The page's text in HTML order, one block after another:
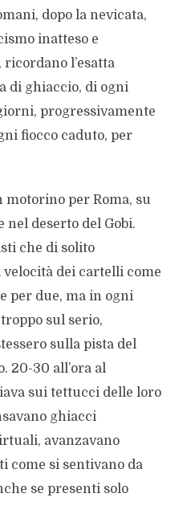
dopo la nevicata,
inatteso e
l’esatta
di ghiaccio, di ogni
progressivamente
fiocco caduto, per
per Roma, su
nel deserto del Gobi.
che di solito
dei cartelli come
per due, ma in ogni
sul serio,
sulla pista del
20-30 all’ora al
sui tettucci delle loro
ghiacci
avanzavano
come si sentivano da
se presenti solo